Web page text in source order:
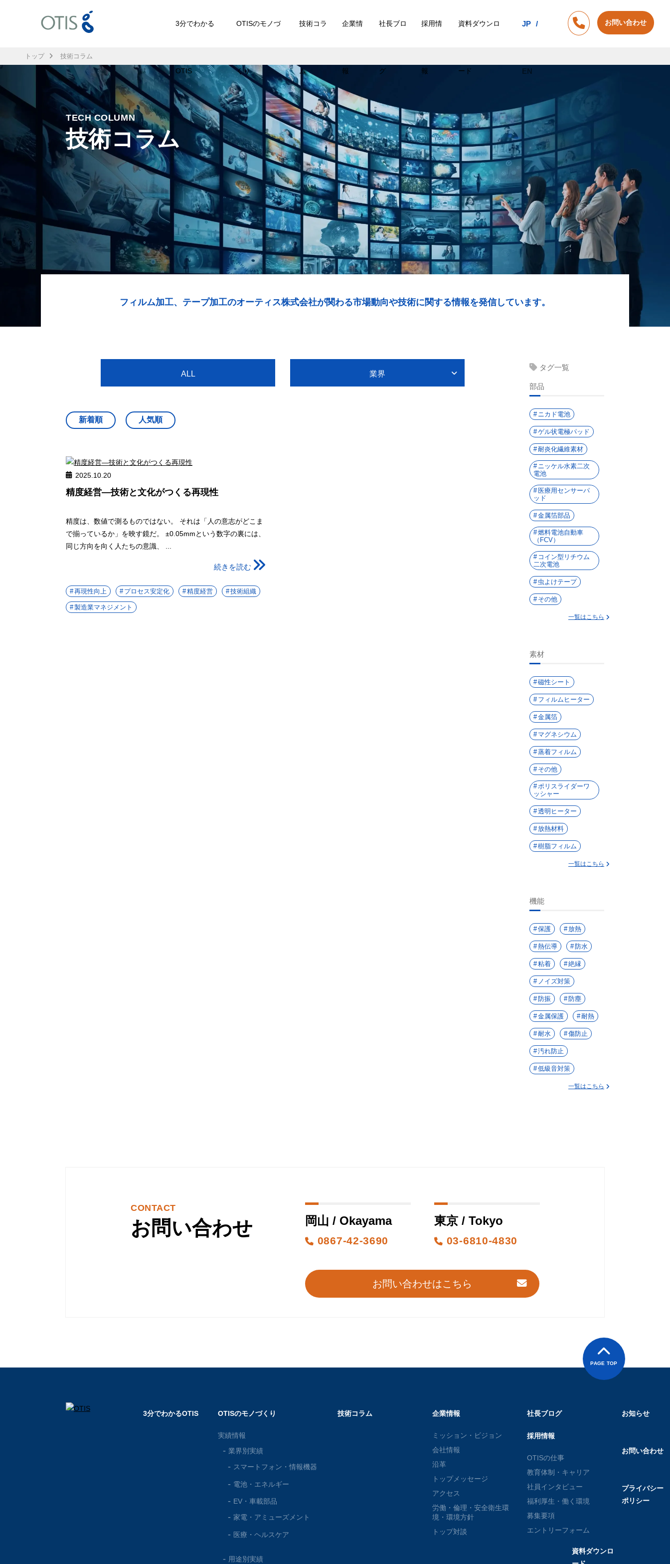
3分でわかる
OTIS
OTISのモノづ
くり
技術コラ
ム
企業情
報
社長ブロ
グ
採用情
報
資料ダウンロ
ード
JP
EN
お問い合わせ
トップ 技術コラム
TECH COLUMN
技術コラム
フィルム加工、テープ加工のオーティス株式会社が関わる市場動向や技術に関する情報を発信しています。
ALL 業界
2025.10.20
精度経営―技術と文化がつくる再現性
精度は、数値で測るものではない。 それは「人の意志がどこま
で揃っているか」を映す鏡だ。 ±0.05mmという数字の裏には、
同じ方向を向く人たちの意識、 ...
続きを読む
再現性向上 プロセス安定化 精度経営 技術組織
製造業マネジメント
タグ一覧
部品
ニカド電池
ゲル状電極パッド
耐炎化繊維素材
ニッケル水素二次
電池
医療用センサーパ
ッド
金属箔部品
燃料電池自動車
（FCV）
コイン型リチウム
二次電池
虫よけテープ
その他
一覧はこちら
素材
磁性シート
フィルムヒーター
金属箔
マグネシウム
蒸着フィルム
その他
ポリスライダーワ
ッシャー
透明ヒーター
放熱材料
樹脂フィルム
一覧はこちら
機能
保護 放熱
熱伝導 防水
粘着 絶縁
ノイズ対策
防振 防塵
金属保護 耐熱
耐水 傷防止
汚れ防止
低級音対策
一覧はこちら
CONTACT
お問い合わせ 岡山 / Okayama
0867-42-3690
東京 / Tokyo
03-6810-4830
お問い合わせはこちら
3分でわかるOTIS OTISのモノづくり
実績情報
業界別実績
スマートフォン・情報機器
電池・ エネルギー
EV・車載部品
家電・ アミューズメント
医療・ ヘルスケア
用途別実績
技術コラム 企業情報
ミッション・ビジョン
会社情報
沿革
トップメッセージ
アクセス
労働・倫理・安全衛生環
境・環境方針
トップ対談
社長ブログ
採用情報
OTISの仕事
教育体制・キャリア
社員インタビュー
福利厚生・働く環境
募集要項
エントリーフォーム
資料ダウンロ
お知らせ
お問い合わせ
プライバシー
ポリシー
PAGE TOP